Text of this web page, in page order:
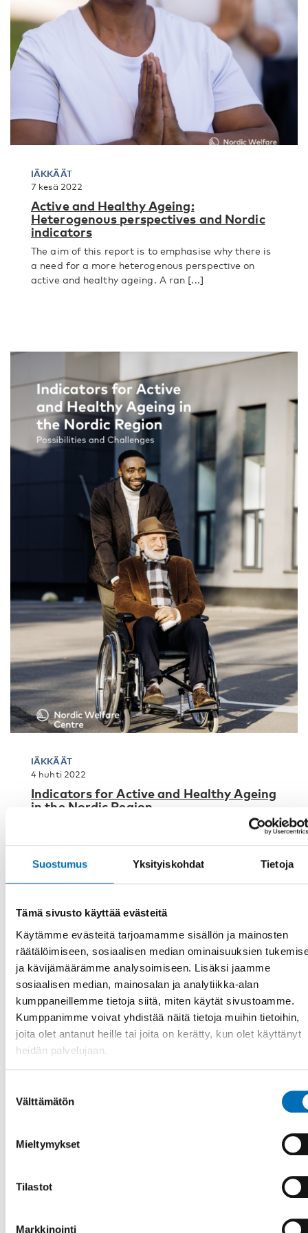
Suostumus Yksityiskohdat Tietoja
Tämä sivusto käyttää evästeitä
Käytämme evästeitä tarjoamamme sisällön ja mainosten
räätälöimiseen, sosiaalisen median ominaisuuksien
ja kävijämäärämme analysoimiseen. Lisäksi jaamme
sosiaalisen median, mainosalan ja analytiikka-alan
kumppaneillemme tietoja siitä, miten käytät sivustoamme.
Kumppanimme voivat yhdistää näitä tietoja muihin tietoihin,
joita olet antanut heille tai joita on kerätty, kun olet käyttänyt
heidän palvelujaan.
valinta
Välttämätön
Mieltymykset
Tilastot
Markkinointi
IÄKKÄÄT
7 kesä 2022
Active and Healthy Ageing:
Heterogenous perspectives and Nordic
indicators
The aim of this report is to emphasise why there is
a need for a more heterogenous perspective on
active and healthy ageing. A ran [...]
IÄKKÄÄT
4 huhti 2022
Indicators for Active and Healthy Ageing
in the Nordic Region
Population ageing is a major demographic trend